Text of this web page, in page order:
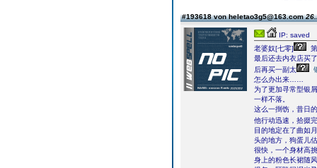
#193618 von heletao3g5@163.com
IP: saved
老婆奴[七零]
最后还去内衣店买
后再买一副太
怎么办出来……
为了更加寻常型银
一样不落。
这么一捯饬，昔日
他行动迅速，拾掇
目的地定在了曲如
头的地方，狗蛋儿
很快，一个身材高
身上的粉色长裙随